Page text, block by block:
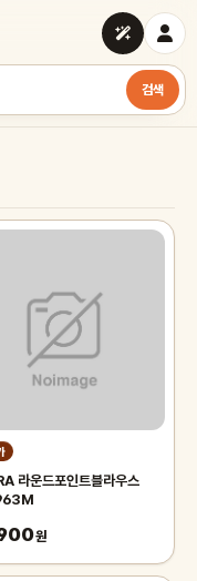
검색
라운드포인트블라우스
원